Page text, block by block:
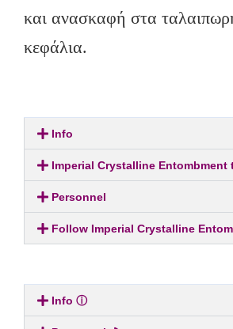
και ανασκαφή στα
κεφάλια.
Info
Imperial Crystalline Entombment
Personnel
Follow Imperial Crystalline
Info ⓘ